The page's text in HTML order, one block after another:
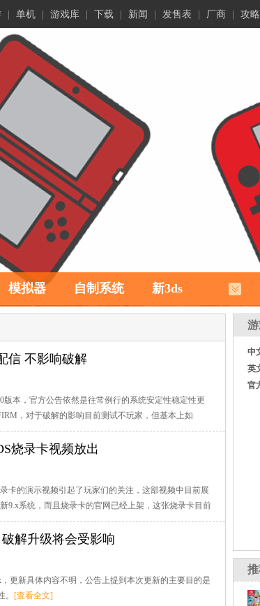
单机 游戏库 下载 新闻 发售表 厂商 攻略
模拟器 自制系统 新3ds
信 不影响破解
版本，官方公告依然是往常例行的系统安定性稳定性更
，对于破解的影响目前测试不玩家，但基本上如
烧录卡视频放出
卡的演示视频引起了玩家们的关注，这部视频中目前展
9.x系统，而且烧录卡的官网已经上架，这张烧录卡目前
解升级将会受影响
更新具体内容不明，公告上提到本次更新的主要目的是
[查看全文]
中
英
官